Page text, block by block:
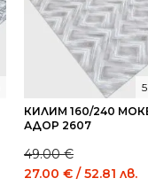
КИЛИМ 160/240
АДОР 2607
49.00€
Original
27.00 € / 52.81 лв.